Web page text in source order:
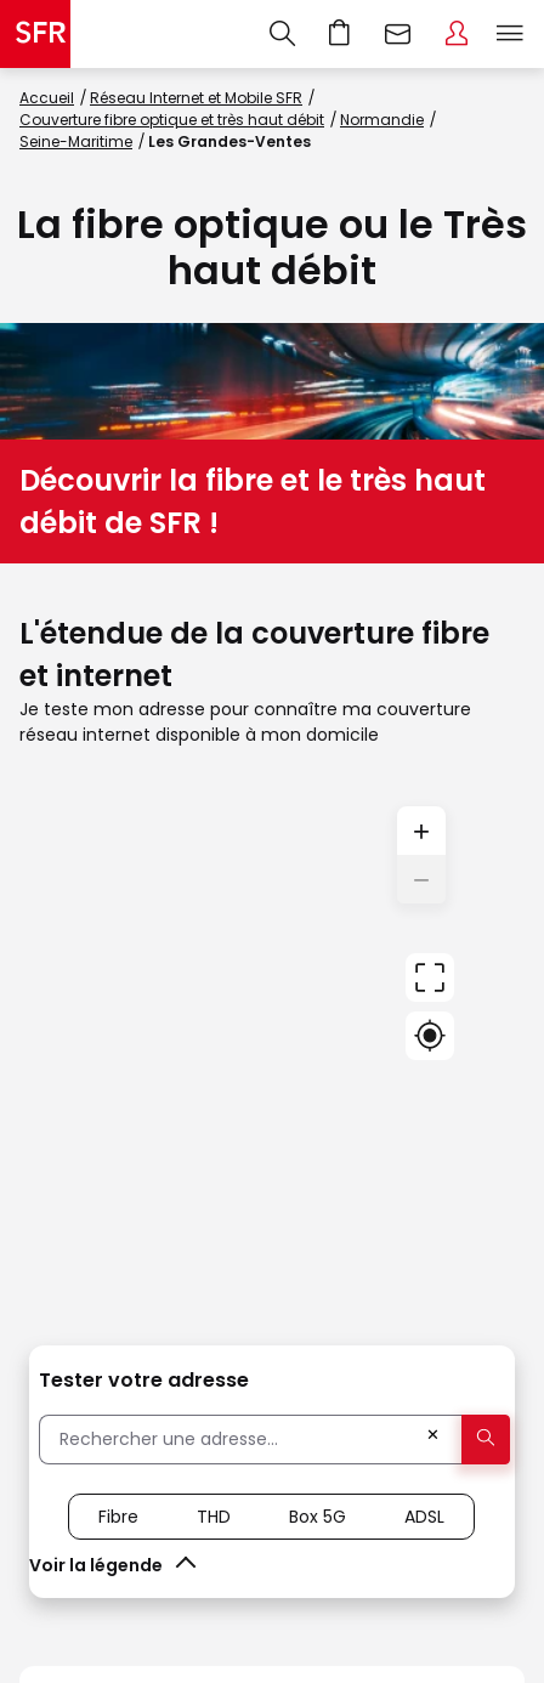
Accueil
Réseau Internet et Mobile SFR
Couverture fibre optique et très haut débit
Normandie
Seine-Maritime
Les Grandes-Ventes
La fibre optique ou le Très
haut débit
Découvrir la fibre et le très haut
débit de SFR !
L'étendue de la couverture fibre
et internet
Je teste mon adresse pour connaître ma couverture
réseau internet disponible à mon domicile
+
−
Tester votre adresse
✕
Voir la légende
Fibre THD Box 5G ADSL